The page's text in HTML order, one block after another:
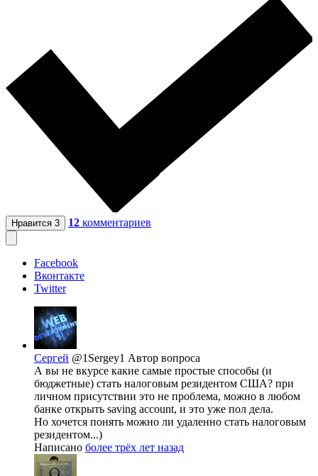
Нравится 3 12 комментариев
Facebook
Вконтакте
Twitter
Сергей @1Sergey1 Автор вопроса
А вы не вкурсе какие самые простые способы (и
бюджетные) стать налоговым резидентом США? при
личном присутствии это не проблема, можно в любом
банке открыть saving account, и это уже пол дела.
Но хочется понять можно ли удаленно стать налоговым
резидентом...)
Написано более трёх лет назад